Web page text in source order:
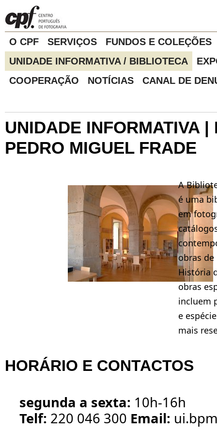
O CPF SERVIÇOS
FUNDOS E COLEÇÕES
UNIDADE INFORMATIVA / BIBLIOTECA
COOPERAÇÃO
NOTÍCIAS CANAL DE
UNIDADE INFORMATIVA
PEDRO MIGUEL FRADE
A
é uma
em
obras de
História
obras
incluem
e
mais
HORÁRIO E CONTACTOS
segunda a sexta: 10h-16h
Telf: 220 046 300 Email: